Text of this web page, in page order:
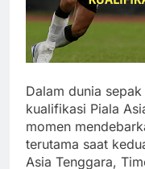
Dalam dunia
kualifikasi Piala
momen
terutama saat
Asia Tenggara,